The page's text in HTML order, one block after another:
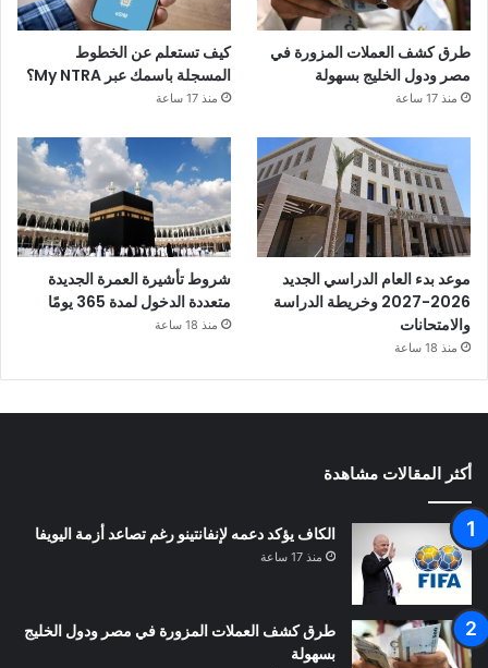
طرق كشف العملات المزورة في
مصر ودول الخليج بسهولة
منذ 17 ساعة
كيف تستعلم عن الخطوط
المسجلة باسمك عبر My NTRA؟
منذ 17 ساعة
موعد بدء العام الدراسي الجديد
2026-2027 وخريطة الدراسة
والامتحانات
منذ 18 ساعة
شروط تأشيرة العمرة الجديدة
متعددة الدخول لمدة 365 يومًا
منذ 18 ساعة
أكثر المقالات مشاهدة
الكاف يؤكد دعمه لإنفانتينو رغم تصاعد أزمة اليويفا
منذ 17 ساعة
طرق كشف العملات المزورة في مصر ودول الخليج
بسهولة